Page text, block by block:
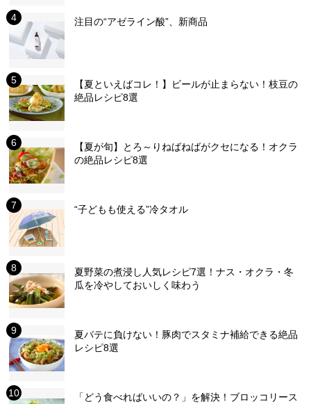
注目の“アゼライン酸”、新商品
【夏といえばコレ！】ビールが止まらない！枝豆の
絶品レシピ8選
【夏が旬】とろ～りねばねばがクセになる！オクラ
の絶品レシピ8選
“子どもも使える”冷タオル
夏野菜の煮浸し人気レシピ7選！ナス・オクラ・冬
瓜を冷やしておいしく味わう
夏バテに負けない！豚肉でスタミナ補給できる絶品
レシピ8選
「どう食べればいいの？」を解決！ブロッコリース